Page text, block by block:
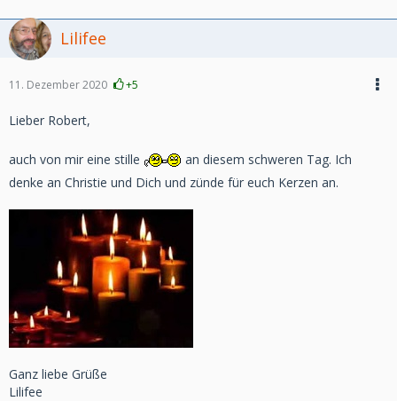
Lilifee
11. Dezember 2020 +5
Lieber Robert,
auch von mir eine stille
an diesem schweren Tag. Ich
denke an Christie und Dich und zünde für euch Kerzen an.
Ganz liebe Grüße
Lilifee